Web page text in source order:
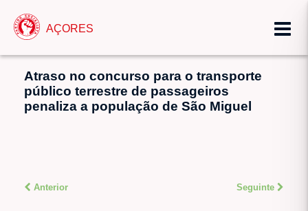
AÇORES
Atraso no concurso para o transporte
público terrestre de passageiros
penaliza a população de São Miguel
Anterior Seguinte